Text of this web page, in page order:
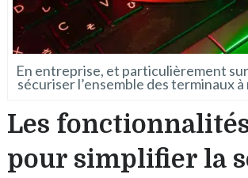
En entreprise, et particulièrement
sécuriser l’ensemble des terminaux à
Les
pour simplifier la